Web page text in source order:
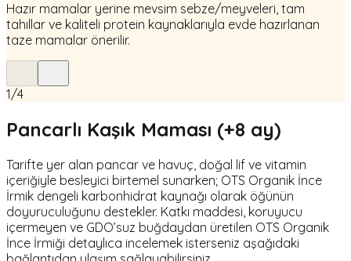
Hazır mamalar yerine mevsim sebze/meyveleri, tam
tahıllar ve kaliteli protein kaynaklarıyla evde hazırlanan
taze mamalar önerilir.
1/4
Pancarlı Kaşık Maması (+8 ay)
Tarifte yer alan pancar ve havuç, doğal lif ve vitamin
içeriğiyle besleyici birtemel sunarken; OTS Organik İnce
İrmik dengeli karbonhidrat kaynağı olarak öğünün
doyuruculuğunu destekler. Katkı maddesi, koruyucu
içermeyen ve GDO’suz buğdaydan üretilen OTS Organik
İnce İrmiği detaylıca incelemek isterseniz aşağıdaki